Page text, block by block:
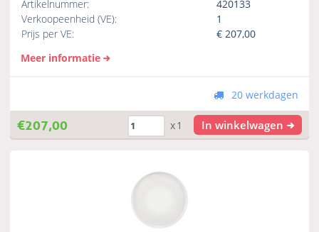
Artikelnummer:
420133
Verkoopeenheid (VE):
1
Prijs per VE:
€ 207,00
Meer informatie
20 werkdagen
€207,00 x1 In winkelwagen